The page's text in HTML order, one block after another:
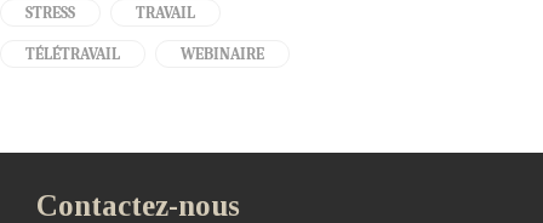
STRESS TRAVAIL
TÉLÉTRAVAIL WEBINAIRE
Contactez-nous